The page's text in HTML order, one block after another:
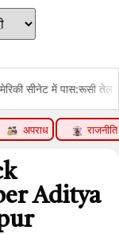
खरीदने वाले 5 देशों पर
अपराध राजनीति
Aditya